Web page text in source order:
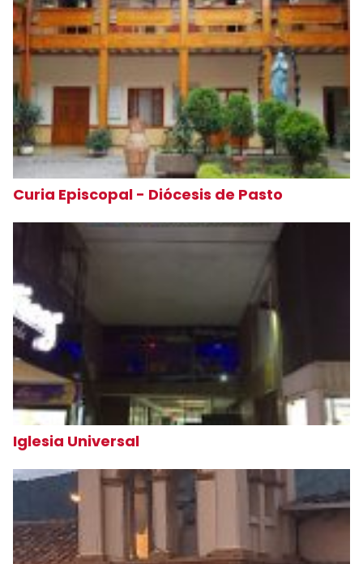
Curia Episcopal - Diócesis de Pasto
Iglesia Universal